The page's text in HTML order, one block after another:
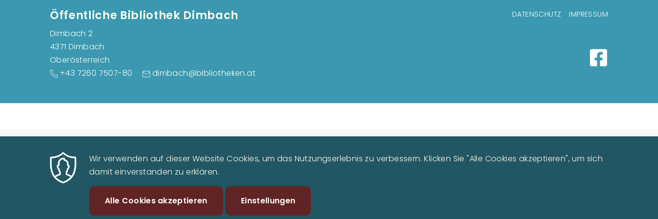
Öffentliche Bibliothek Dimbach
Dimbach 2
4371 Dimbach
Oberösterreich
+43 7260 7507-80
dimbach@bibliotheken.at
DATENSCHUTZ IMPRESSUM
Wir verwenden auf dieser Website Cookies, um das Nutzungserlebnis zu verbessern. Klicken Sie "Alle Cookies akzeptieren", um sich
damit einverstanden zu erklären.
Alle Cookies akzeptieren
Zustimmung
zurückziehen
Einstellungen